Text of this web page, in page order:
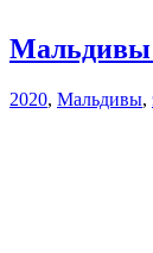
Мальдивы
2020, Мальдивы,